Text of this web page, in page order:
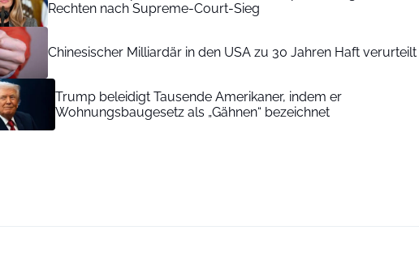
Rechten nach Supreme-Court-Sieg
Chinesischer Milliardär in den USA zu 30 Jahren Haft verurteilt
Trump beleidigt Tausende Amerikaner, indem er
Wohnungsbaugesetz als „Gähnen“ bezeichnet